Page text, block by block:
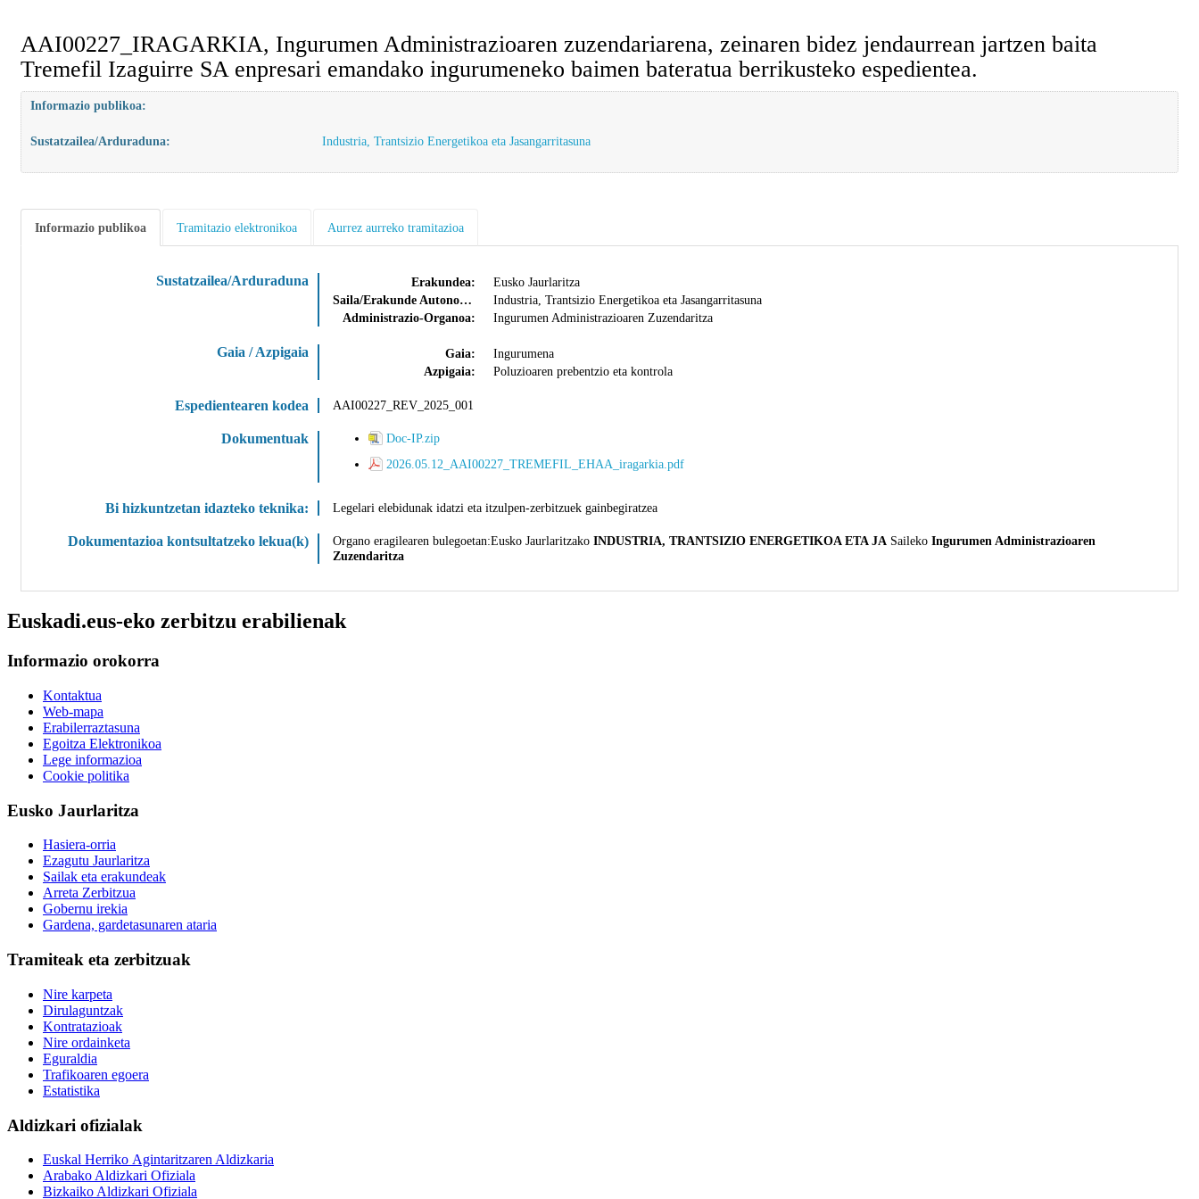
AAI00227_IRAGARKIA, Ingurumen Administrazioaren zuzendariarena, zeinaren bidez jendaurrean jartzen baita
Tremefil Izaguirre SA enpresari emandako ingurumeneko baimen bateratua berrikusteko espedientea.
Informazio publikoa:
Sustatzailea/Arduraduna: Industria, Trantsizio Energetikoa eta Jasangarritasuna
Informazio publikoa Tramitazio elektronikoa Aurrez aurreko tramitazioa
Sustatzailea/Arduraduna Erakundea:
Eusko Jaurlaritza
Saila/Erakunde Autonomoa:
Industria, Trantsizio Energetikoa eta Jasangarritasuna
Administrazio-Organoa:
Ingurumen Administrazioaren Zuzendaritza
Gaia / Azpigaia Gaia:
Ingurumena
Azpigaia:
Poluzioaren prebentzio eta kontrola
Espedientearen kodea AAI00227_REV_2025_001
Dokumentuak
Doc-IP.zip
2026.05.12_AAI00227_TREMEFIL_EHAA_iragarkia.pdf
Bi hizkuntzetan idazteko teknika: Legelari elebidunak idatzi eta itzulpen-zerbitzuek gainbegiratzea
Dokumentazioa kontsultatzeko lekua(k) Organo eragilearen bulegoetan:Eusko Jaurlaritzako INDUSTRIA, TRANTSIZIO ENERGETIKOA ETA JASaileko Ingurumen Administrazioaren
Zuzendaritza
Euskadi.eus-eko zerbitzu erabilienak
Informazio orokorra
Kontaktua
Web-mapa
Erabilerraztasuna
Egoitza Elektronikoa
Lege informazioa
Cookie politika
Eusko Jaurlaritza
Hasiera-orria
Ezagutu Jaurlaritza
Sailak eta erakundeak
Arreta Zerbitzua
Gobernu irekia
Gardena, gardetasunaren ataria
Tramiteak eta zerbitzuak
Nire karpeta
Dirulaguntzak
Kontratazioak
Nire ordainketa
Eguraldia
Trafikoaren egoera
Estatistika
Aldizkari ofizialak
Euskal Herriko Agintaritzaren Aldizkaria
Arabako Aldizkari Ofiziala
Bizkaiko Aldizkari Ofiziala